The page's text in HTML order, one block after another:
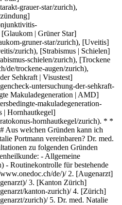
grauer-star/zurich),
| Grüner Star]
gruner-star/zurich), [Uveitis]
zurich), [Strabismus | Schielen]
schielen/zurich), [Trockene
de/trockene-augen/zurich),
Sehkraft | Visustest]
untersuchung-der-sehkraft-
Makuladegeneration | AMD]
makuladegeneration-
| Hornhautkegel]
hornhautkegel/zurich). * *
Aus welchen Gründen kann ich
Portmann vereinbaren? Dr. med.
zu folgenden Gründen
- Allgemeine
- Routinekontrolle für bestehende
in Zürich](https://www.onedoc.ch/de/konjunktivitis-bindehautentzundung/zurich)[Konjunktivitis | Bindehautentzündung in Aarau](https://www.onedoc.ch/de/konjunktivitis-bindehautentzundung/aarau)[Konjunktivitis | Bindehautentzündung in Wallisellen](https://www.onedoc.ch/de/konjunktivitis-bindehautentzundung/wallisellen)[Konjunktivitis | Bindehautentzündung in Olten](https://www.onedoc.ch/de/konjunktivitis-bindehautentzundung/olten)[Konjunktivitis | Bindehautentzündung in Sursee](https://www.onedoc.ch/de/konjunktivitis-bindehautentzundung/sursee)[Konjunktivitis | Bindehautentzündung in Luzern](https://www.onedoc.ch/de/konjunktivitis-bindehautentzundung/luzern)[Konjunktivitis | Bindehautentzündung in Wetzikon](https://www.onedoc.ch/de/konjunktivitis-bindehautentzundung/wetzikon)[Konjunktivitis | Bindehautentzündung in Winterthur](https://www.onedoc.ch/de/konjunktivitis-bindehautentzundung/winterthur)[Konjunktivitis | Bindehautentzündung in Pfäffikon ZH](https://www.onedoc.ch/de/konjunktivitis-bindehautentzundung/pfaffikon?state=ZH)[Konjunktivitis | Bindehautentzündung in Bülach](https://www.onedoc.ch/de/konjunktivitis-bindehautentzundung/bulach)[Konjunktivitis | Bindehautentzündung in Malters](https://www.onedoc.ch/de/konjunktivitis-bindehautentzundung/malters)[Konjunktivitis | Bindehautentzündung in Zofingen](https://www.onedoc.ch/de/konjunktivitis-bindehautentzundung/zofingen)[Konjunktivitis | Bindehautentzündung in Weinfelden](https://www.onedoc.ch/de/konjunktivitis-bindehautentzundung/weinfelden)[Konjunktivitis | Bindehautentzündung in Volketswil](https://www.onedoc.ch/de/konjunktivitis-bindehautentzundung/volketswil) *keyboard\_arrow\_right* ## Beliebte Suchbegriffe [Facharzt für Allgemeine Innere Medizin in Zürich](https://www.onedoc.ch/de/facharzt-fur-allgemeine-innere-medizin/zurich)[Gynäkologe (Frauenarzt und Geburtshelfer) in Zürich](https://www.onedoc.ch/de/gynakologe-frauenarzt-und-geburtshelfer/zurich)[Augenarzt in Zürich](https://www.onedoc.ch/de/augenarzt/zurich)[Masseur (klassische Massage) in Zürich](https://www.onedoc.ch/de/masseur-klassische-massage/zurich)[Physiotherapeut in Zürich](https://www.onedoc.ch/de/physiotherapeut/zurich)[Hausarzt (Allgemeinmedizin) in Zürich](https://www.onedoc.ch/de/hausarzt-allgemeinmedizin/zurich)[Hautarzt (Dermatologe) in Zürich](https://www.onedoc.ch/de/hautarzt-dermatologe/zurich)[Spezialist für ästhetische Medizin in Zürich](https://www.onedoc.ch/de/spezialist-fur-asthetische-medizin/zurich)[Impfzentrum in Zürich](https://www.onedoc.ch/de/impfzentrum/zurich)[Reflexologietherapeut in Zürich](https://www.onedoc.ch/de/reflexologietherapeut/zurich)[Medizinischer Masseur (Massage) in Zürich](https://www.onedoc.ch/de/medizinischer-masseur-massage/zurich)[Physiotherapeut in Winterthur](https://www.onedoc.ch/de/physiotherapeut/winterthur)[Osteopath in Zürich](https://www.onedoc.ch/de/osteopath/zurich)[Gastroenterologe in Zürich](https://www.onedoc.ch/de/gastroenterologe/zurich)[Neurologe in Zürich](https://www.onedoc.ch/de/neurologe/zurich)[Hausarzt (Allgemeinmedizin) in Winterthur](https://www.onedoc.ch/de/hausarzt-allgemeinmedizin/winterthur)[Zahnarzt in Zürich](https://www.onedoc.ch/de/zahnarzt/zurich)[WAM/TEN Naturheilpraktiker in Zürich](https://www.onedoc.ch/de/wam-ten-naturheilpraktiker/zurich)[Gesundheitsdienstleistungen der Apotheke in Zürich](https://www.onedoc.ch/de/gesundheitsdienstleistungen-der-apotheke/zurich)[Kardiologe in Zürich](https://www.onedoc.ch/de/kardiologe/zurich)[Gynäkologe (Frauenarzt und Geburtshelfer) in Aarau](https://www.onedoc.ch/de/gynakologe-frauenarzt-und-geburtshelfer/aarau) *keyboard\_arrow\_right* ## Finden Sie einen Arzt oder Therapeuten [Ärzte- und Therapeutenverzeichnis](https://www.onedoc.ch/de/verzeichnis) [A](https://www.onedoc.ch/de/verzeichnis/A) [B](https://www.onedoc.ch/de/verzeichnis/B) [C](https://www.onedoc.ch/de/verzeichnis/C) [D](https://www.onedoc.ch/de/verzeichnis/D) [E](https://www.onedoc.ch/de/verzeichnis/E) [F](https://www.onedoc.ch/de/verzeichnis/F) [G](https://www.onedoc.ch/de/verzeichnis/G) [H](https://www.onedoc.ch/de/verzeichnis/H) [I](https://www.onedoc.ch/de/verzeichnis/I) [J](https://www.onedoc.ch/de/verzeichnis/J) [K](https://www.onedoc.ch/de/verzeichnis/K) [L](https://www.onedoc.ch/de/verzeichnis/L) [M](https://www.onedoc.ch/de/verzeichnis/M) [N](https://www.onedoc.ch/de/verzeichnis/N) [O](https://www.onedoc.ch/de/verzeichnis/O) [P](https://www.onedoc.ch/de/verzeichnis/P) [Q](https://www.onedoc.ch/de/verzeichnis/Q) [R](https://www.onedoc.ch/de/verzeichnis/R) [S](https://www.onedoc.ch/de/verzeichnis/S) [T](https://www.onedoc.ch/de/verzeichnis/T) [U](https://www.onedoc.ch/de/verzeichnis/U) [V](https://www.onedoc.ch/de/verzeichnis/V) [W](https://www.onedoc.ch/de/verzeichnis/W) [X](https://www.onedoc.ch/de/verzeichnis/X) [Y](https://www.onedoc.ch/de/verzeichnis/Y) [Z](https://www.onedoc.ch/de/verzeichnis/Z) ## OneDoc [Ich bin Gesundheitsfachperson](https://info.onedoc.ch/de/) [Über uns](https://info.onedoc.ch/de/unsere-mission/) [Presse](https://info.onedoc.ch/de/media/) [Karriere](https://career.onedoc.ch/de) [Datenschutzzentrum](https://privacy.onedoc.ch/de/) [Verwaltung der Cookies](javascript:Didomi.preferences.show%28%29) [Hilfezentrum](https://help.onedoc.ch/de/) ## Sprachen [Deutsch](https://www.onedoc.ch/de/augenarztin/zurich/pcy3u/dr-med-natalie-portmann) [Français](https://www.onedoc.ch/fr/ophtalmologue/zurich/pcy3u/dr-med-natalie-portmann) [Italiano](https://www.onedoc.ch/it/oculista/zurigo/pcy3u/dr-med-natalie-portmann) [English](https://www.onedoc.ch/en/ophthalmologist/zurich/pcy3u/dr-med-natalie-portmann) ## Verwandte Fachgebiete [Augenarzt in Zürich](https://www.onedoc.ch/de/augenarzt/zurich) [Augenarzt in Winterthur](https://www.onedoc.ch/de/augenarzt/winterthur) [Augenarzt in Aarau](https://www.onedoc.ch/de/augenarzt/aarau) [Augenarzt in Wallisellen](https://www.onedoc.ch/de/augenarzt/wallisellen) [Augenarzt in Olten](https://www.onedoc.ch/de/augenarzt/olten) [Augenarzt in Zug](https://www.onedoc.ch/de/augenarzt/zug) [Augenarzt in Sursee](https://www.onedoc.ch/de/augenarzt/sursee) [Augenarzt in Pfäffikon ZH](https://www.onedoc.ch/de/augenarzt/pfaffikon?state=ZH) [Augenarzt in Luzern](https://www.onedoc.ch/de/augenarzt/luzern) [Augenarzt